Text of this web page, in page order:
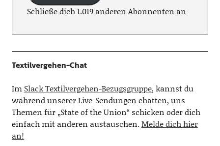
Schließe dich 1.019 anderen Abonnenten an
Textilvergehen-Chat
Im Slack Textilvergehen-Bezugsgruppe, kannst du
während unserer Live-Sendungen chatten, uns
Themen für „State of the Union“ schicken oder dich
einfach mit anderen austauschen.Melde dich hier
an!